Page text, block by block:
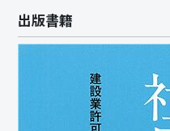
出版書籍